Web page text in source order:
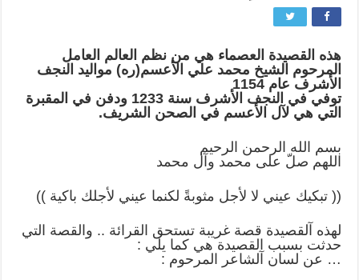
هذه القصيدة العصماء هي من نظم العالم العامل
المرحوم الشيخ محمد علي الأعسم(ره) مواليد النجف
اﻷشرف عام 1154
توفي في النجف الأشرف سنة 1233 ودفن في المقبرة
التي هي لآل الأعسم في الصحن الشريف.
بسم الله الرحمن الرحيم
اللهم صلّ على محمد وآل محمد
(( تبكيك عيني لا لأجل مثوبةً لكنما عيني لأجلك باكية ))
لهذه آلقصيدة قصة غريبة تستحق القرائة .. والقصة التي
حدثت بسبب القصيدة هي كما يلي :
… عن لسان آلشاعر المرحوم :